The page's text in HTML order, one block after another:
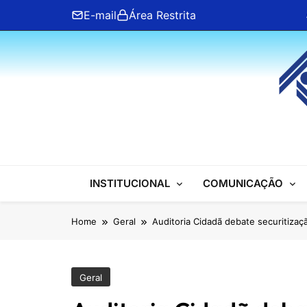
content
E-mail Área Restrita
ANFIP Nacional
INSTITUCIONAL COMUNICAÇÃO
Home Geral Auditoria Cidadã debate
Geral